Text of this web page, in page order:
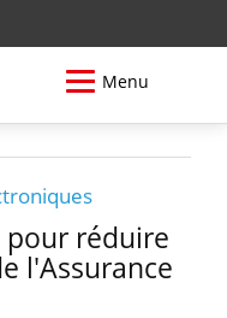
Menu
pour réduire
l'Assurance